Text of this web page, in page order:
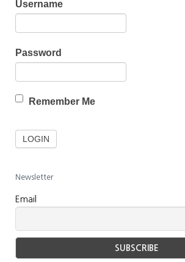
Username
Password
Remember Me
Newsletter
Email